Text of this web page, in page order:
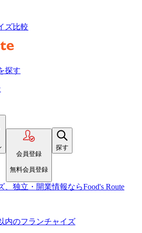
ズ比較
探す
会員登録
無料会員登録
探す
独立・開業情報ならFood's Route
内のフランチャイズ